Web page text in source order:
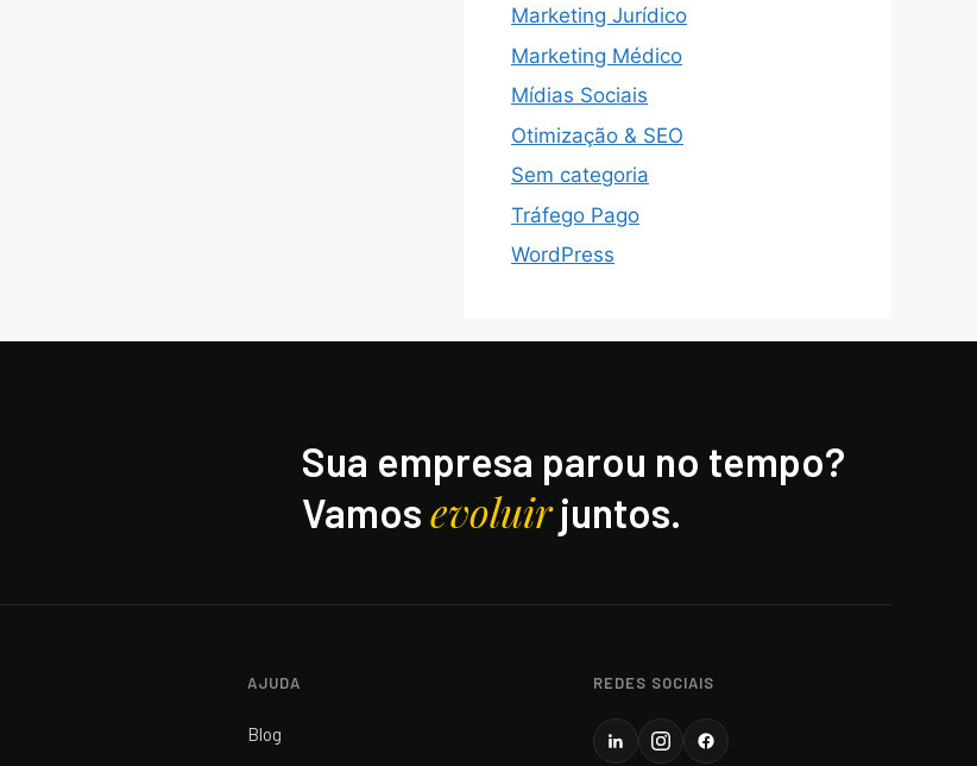
Marketing Jurídico
Marketing Médico
Mídias Sociais
Otimização & SEO
Sem categoria
Tráfego Pago
WordPress
Sua empresa parou no tempo?
Vamosevoluirjuntos.
AJUDA
Blog
REDES SOCIAIS